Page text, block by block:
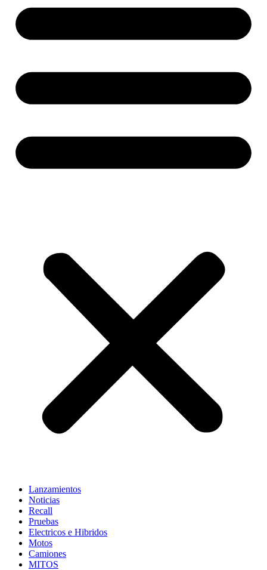
Lanzamientos
Noticias
Recall
Pruebas
Electricos e Hibridos
Motos
Camiones
MITOS